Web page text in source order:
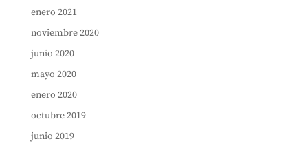
enero 2021
noviembre 2020
junio 2020
mayo 2020
enero 2020
octubre 2019
junio 2019